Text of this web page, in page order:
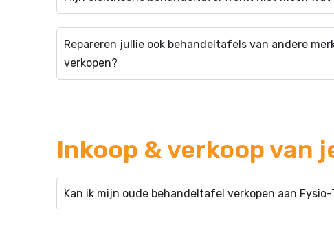
Repareren jullie ook behandeltafels van andere
verkopen?
Inkoop & verkoop van
Kan ik mijn oude behandeltafel verkopen aan Fysio-